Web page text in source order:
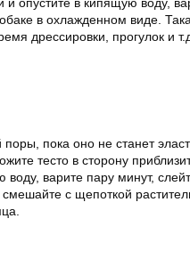
в охлажденном виде.
дрессировки, прогулок и
пока оно не станет
тесто в сторону
варите пару минут,
с щепоткой